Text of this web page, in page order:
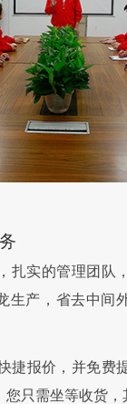
扎实的管理团队
生产，省去中间
捷报价，并免费
只需坐等收货，